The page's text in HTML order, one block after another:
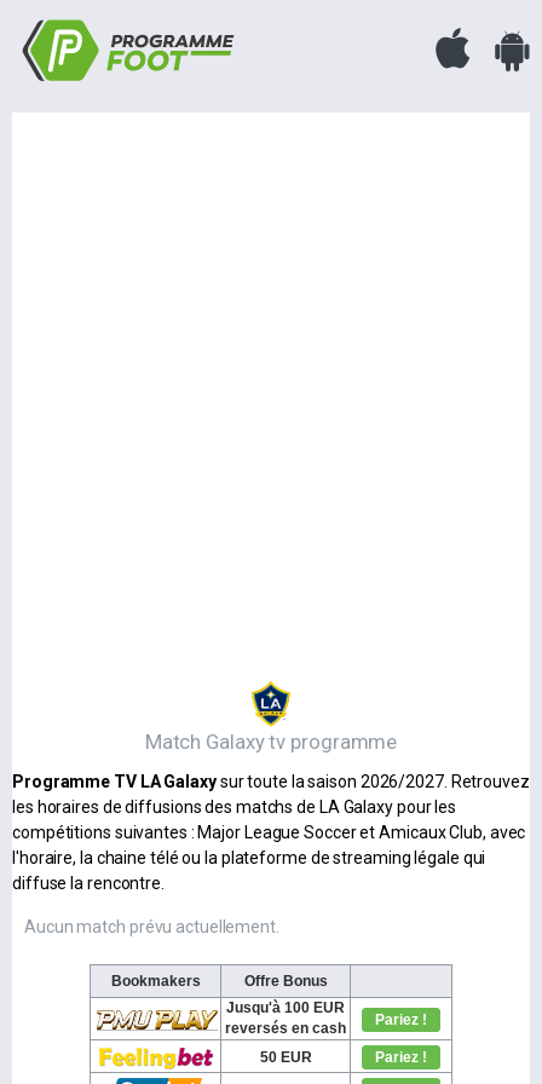
Match Galaxy tv programme
Programme TV LA Galaxysur toute la saison 2026/2027. Retrouvez
les horaires de diffusions des matchs de LA Galaxy pour les
compétitions suivantes : Major League Soccer et Amicaux Club, avec
l'horaire, la chaine télé ou la plateforme de streaming légale qui
diffuse la rencontre.
Aucun match prévu actuellement.